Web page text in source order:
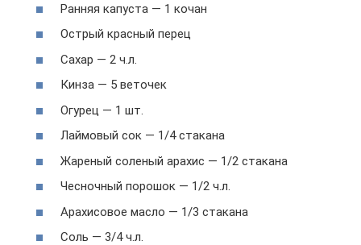
Ранняя капуста — 1 кочан
Острый красный перец
Сахар — 2 ч.л.
Кинза — 5 веточек
Огурец — 1 шт.
Лаймовый сок — 1/4 стакана
Жареный соленый арахис — 1/2 стакана
Чесночный порошок — 1/2 ч.л.
Арахисовое масло — 1/3 стакана
Соль — 3/4 ч.л.